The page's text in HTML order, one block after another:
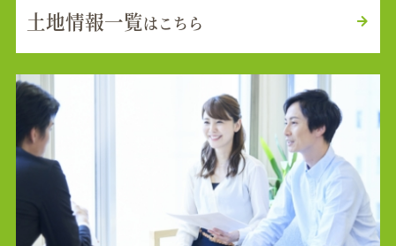
土地情報一覧はこちら